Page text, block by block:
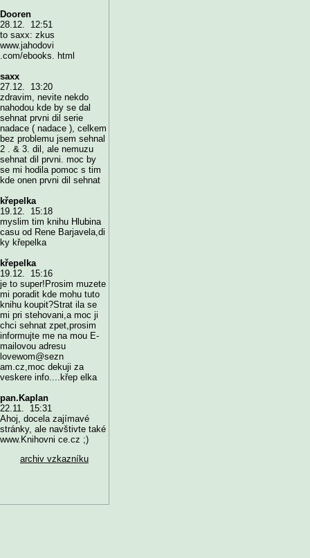
Dooren
28.12. 12:51
to saxx: zkus
www.jahodovi
.com/ebooks. html
saxx
27.12. 13:20
zdravim, nevite nekdo
nahodou kde by se dal
sehnat prvni dil serie
nadace ( nadace ), celkem
bez problemu jsem sehnal
2 . & 3. dil, ale nemuzu
sehnat dil prvni. moc by
se mi hodila pomoc s tim
kde onen prvni dil sehnat
křepelka
19.12. 15:18
myslim tim knihu Hlubina
casu od Rene Barjavela,di
ky křepelka
křepelka
19.12. 15:16
je to super!Prosim muzete
mi poradit kde mohu tuto
knihu koupit?Strat ila se
mi pri stehovani,a moc ji
chci sehnat zpet,prosim
informujte me na mou E-
mailovou adresu
lovewom@sezn
am.cz,moc dekuji za
veskere info....křep elka
pan.Kaplan
22.11. 15:31
Ahoj, docela zajímavé
stránky, ale navštivte také
www.Knihovni ce.cz ;)
archiv vzkazníku